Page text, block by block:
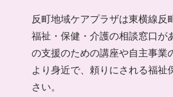
反町地域ケアプラザは東横線反
福祉・保健・介護の相談窓口が
の支援のための講座や自主事業
より身近で、頼りにされる福
さい。